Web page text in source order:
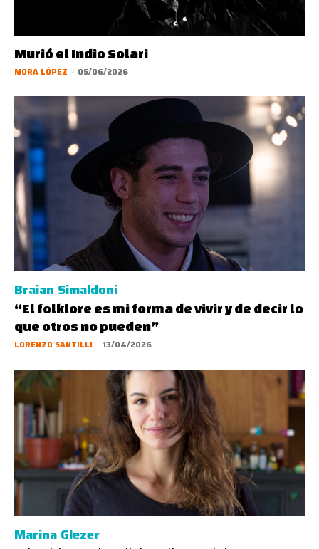
Murió el Indio Solari
MORA LÓPEZ - 05/06/2026
Braian Simaldoni
“El folklore es mi forma de vivir y de decir lo
que otros no pueden”
LORENZO SANTILLI - 13/04/2026
Marina Glezer